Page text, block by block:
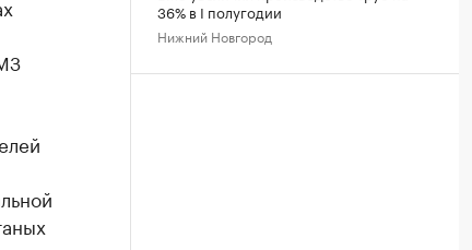
36% в I полугодии
Нижний Новгород